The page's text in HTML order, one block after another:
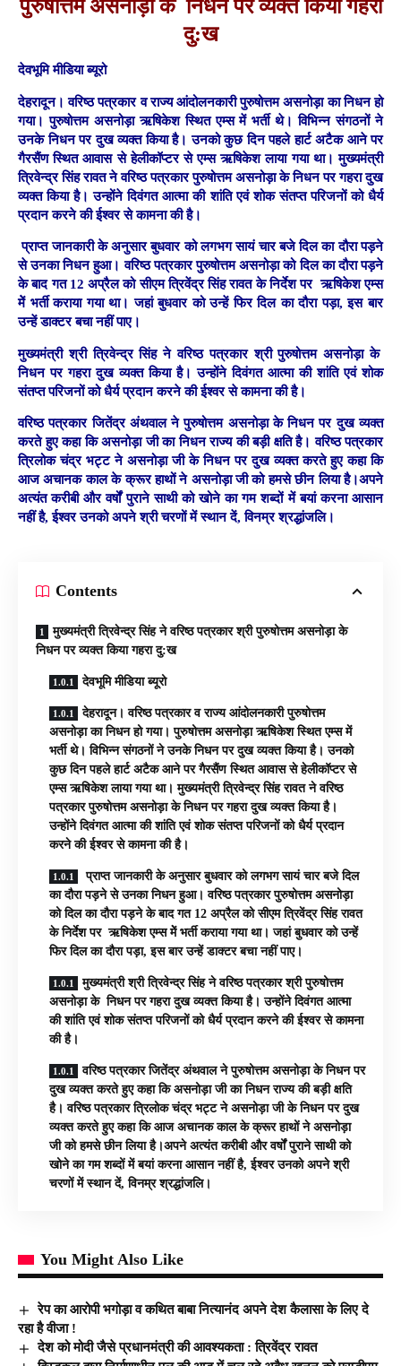
पुरुषोत्तम असनोड़ा के निधन पर व्यक्त किया गहरा
दु:ख
देवभूमि मीडिया ब्यूरो
देहरादून। वरिष्ठ पत्रकार व राज्य आंदोलनकारी पुरुषोत्तम असनोड़ा का निधन हो
गया। पुरुषोत्तम असनोड़ा ऋषिकेश स्थित एम्स में भर्ती थे। विभिन्न संगठनों ने
उनके निधन पर दुख व्यक्त किया है। उनको कुछ दिन पहले हार्ट अटैक आने पर
गैरसैंण स्थित आवास से हेलीकॉप्टर से एम्स ऋषिकेश लाया गया था। मुख्यमंत्री
त्रिवेन्द्र सिंह रावत ने वरिष्ठ पत्रकार पुरुषोत्तम असनोड़ा के निधन पर गहरा दुख
व्यक्त किया है। उन्होंने दिवंगत आत्मा की शांति एवं शोक संतप्त परिजनों को धैर्य
प्रदान करने की ईश्वर से कामना की है।
प्राप्त जानकारी के अनुसार बुधवार को लगभग सायं चार बजे दिल का दौरा पड़ने
से उनका निधन हुआ। वरिष्ठ पत्रकार पुरुषोत्तम असनोड़ा को दिल का दौरा पड़ने
के बाद गत 12 अप्रैल को सीएम त्रिवेंद्र सिंह रावत के निर्देश पर ऋषिकेश एम्स
मेें भर्ती कराया गया था। जहां बुधवार को उन्हें फिर दिल का दौरा पड़ा, इस बार
उन्हें डाक्टर बचा नहीं पाए।
मुख्यमंत्री श्री त्रिवेन्द्र सिंह ने वरिष्ठ पत्रकार श्री पुरुषोत्तम असनोड़ा के
निधन पर गहरा दुख व्यक्त किया है। उन्होंने दिवंगत आत्मा की शांति एवं शोक
संतप्त परिजनों को धैर्य प्रदान करने की ईश्वर से कामना की है।
वरिष्ठ पत्रकार जितेंद्र अंथवाल ने पुरुषोत्तम असनोड़ा के निधन पर दुख व्यक्त
करते हुए कहा कि असनोड़ा जी का निधन राज्य की बड़ी क्षति है। वरिष्ठ पत्रकार
त्रिलोक चंद्र भट्ट ने असनोड़ा जी के निधन पर दुख व्यक्त करते हुए कहा कि
आज अचानक काल के क्रूर हाथों ने असनोड़ा जी को हमसे छीन लिया है।अपने
अत्यंत करीबी और वर्षों पुराने साथी को खोने का गम शब्दों में बयां करना आसान
नहीं है, ईश्वर उनको अपने श्री चरणों में स्थान दें, विनम्र श्रद्धांजलि।
Contents
मुख्यमंत्री त्रिवेन्द्र सिंह ने वरिष्ठ पत्रकार श्री पुरुषोत्तम असनोड़ा के
निधन पर व्यक्त किया गहरा दु:ख
देवभूमि मीडिया ब्यूरो
देहरादून। वरिष्ठ पत्रकार व राज्य आंदोलनकारी पुरुषोत्तम
असनोड़ा का निधन हो गया। पुरुषोत्तम असनोड़ा ऋषिकेश स्थित एम्स में
भर्ती थे। विभिन्न संगठनों ने उनके निधन पर दुख व्यक्त किया है। उनको
कुछ दिन पहले हार्ट अटैक आने पर गैरसैंण स्थित आवास से हेलीकॉप्टर से
एम्स ऋषिकेश लाया गया था। मुख्यमंत्री त्रिवेन्द्र सिंह रावत ने वरिष्ठ
पत्रकार पुरुषोत्तम असनोड़ा के निधन पर गहरा दुख व्यक्त किया है।
उन्होंने दिवंगत आत्मा की शांति एवं शोक संतप्त परिजनों को धैर्य प्रदान
करने की ईश्वर से कामना की है।
प्राप्त जानकारी के अनुसार बुधवार को लगभग सायं चार बजे दिल
का दौरा पड़ने से उनका निधन हुआ। वरिष्ठ पत्रकार पुरुषोत्तम असनोड़ा
को दिल का दौरा पड़ने के बाद गत 12 अप्रैल को सीएम त्रिवेंद्र सिंह रावत
के निर्देश पर ऋषिकेश एम्स मेें भर्ती कराया गया था। जहां बुधवार को उन्हें
फिर दिल का दौरा पड़ा, इस बार उन्हें डाक्टर बचा नहीं पाए।
मुख्यमंत्री श्री त्रिवेन्द्र सिंह ने वरिष्ठ पत्रकार श्री पुरुषोत्तम
असनोड़ा के निधन पर गहरा दुख व्यक्त किया है। उन्होंने दिवंगत आत्मा
की शांति एवं शोक संतप्त परिजनों को धैर्य प्रदान करने की ईश्वर से कामना
की है।
वरिष्ठ पत्रकार जितेंद्र अंथवाल ने पुरुषोत्तम असनोड़ा के निधन पर
दुख व्यक्त करते हुए कहा कि असनोड़ा जी का निधन राज्य की बड़ी क्षति
है। वरिष्ठ पत्रकार त्रिलोक चंद्र भट्ट ने असनोड़ा जी के निधन पर दुख
व्यक्त करते हुए कहा कि आज अचानक काल के क्रूर हाथों ने असनोड़ा
जी को हमसे छीन लिया है।अपने अत्यंत करीबी और वर्षों पुराने साथी को
खोने का गम शब्दों में बयां करना आसान नहीं है, ईश्वर उनको अपने श्री
चरणों में स्थान दें, विनम्र श्रद्धांजलि।
You Might Also Like
रेप का आरोपी भगोड़ा व कथित बाबा नित्यानंद अपने देश कैलासा के लिए दे
रहा है वीजा !
देश को मोदी जैसे प्रधानमंत्री की आवश्यकता : त्रिवेंद्र रावत